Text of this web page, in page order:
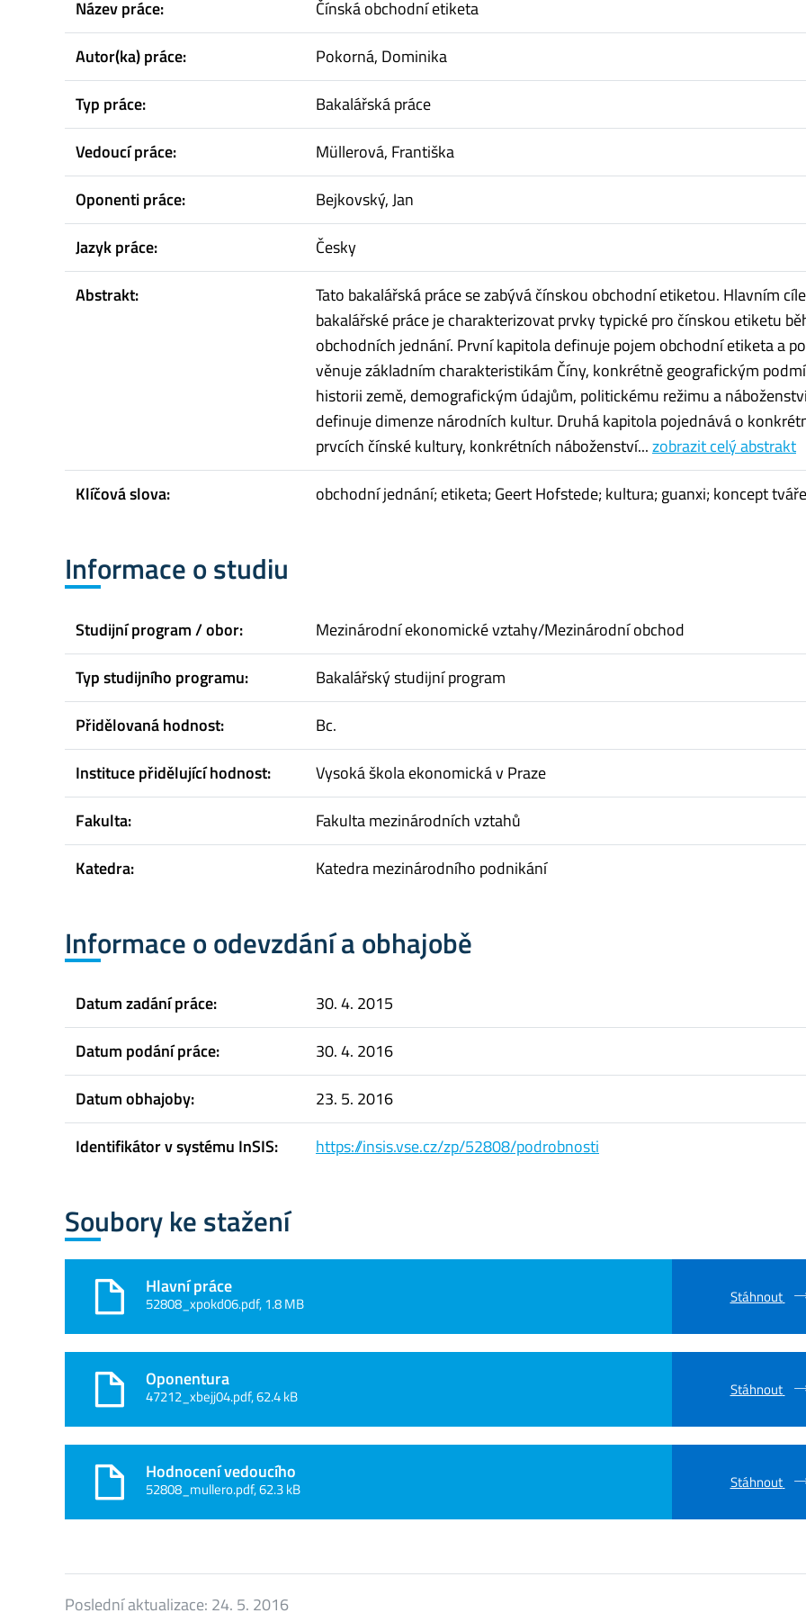
Název práce:
Čínská obchodní etiketa
Autor(ka) práce:
Pokorná, Dominika
Typ práce:
Bakalářská práce
Vedoucí práce:
Müllerová, Františka
Oponenti práce:
Bejkovský, Jan
Jazyk práce:
Česky
Abstrakt:
Tato bakalářská práce se zabývá čínskou obchodní etiketou. Hlavním
bakalářské práce je charakterizovat prvky typické pro čínskou etiketu
obchodních jednání. První kapitola definuje pojem obchodní etiketa a
věnuje základním charakteristikám Číny, konkrétně geografickým
historii země, demografickým údajům, politickému režimu a
definuje dimenze národních kultur. Druhá kapitola pojednává o
prvcích čínské kultury, konkrétních náboženství...zobrazit celý abstrakt
Klíčová slova:
obchodní jednání; etiketa; Geert Hofstede; kultura; guanxi; koncept
Informace o studiu
Studijní program / obor:
Mezinárodní ekonomické vztahy/Mezinárodní obchod
Typ studijního programu:
Bakalářský studijní program
Přidělovaná hodnost:
Bc.
Instituce přidělující hodnost:
Vysoká škola ekonomická v Praze
Fakulta:
Fakulta mezinárodních vztahů
Katedra:
Katedra mezinárodního podnikání
Informace o odevzdání a obhajobě
Datum zadání práce:
30. 4. 2015
Datum podání práce:
30. 4. 2016
Datum obhajoby:
23. 5. 2016
Identifikátor v systému InSIS:
https://insis.vse.cz/zp/52808/podrobnosti
Soubory ke stažení
Hlavní práce
52808_xpokd06.pdf, 1.8 MB Stáhnout
Oponentura
47212_xbejj04.pdf, 62.4 kB Stáhnout
Hodnocení vedoucího
52808_mullero.pdf, 62.3 kB Stáhnout
Poslední aktualizace: 24. 5. 2016